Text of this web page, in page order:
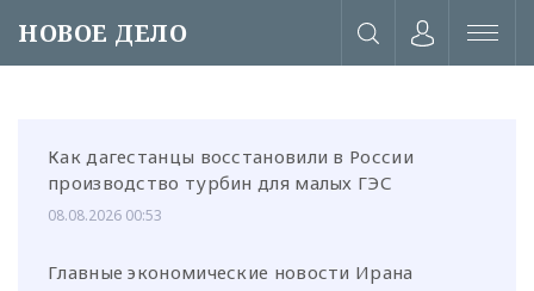
НОВОЕ ДЕЛО
Как дагестанцы восстановили в России
производство турбин для малых ГЭС
08.08.2026 00:53
Главные экономические новости Ирана